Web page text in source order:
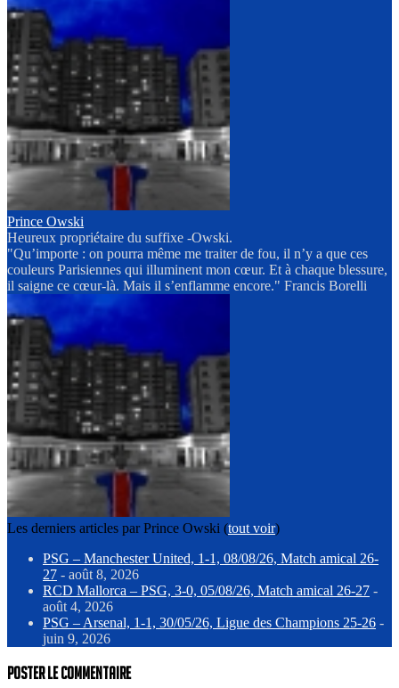
Prince Owski
Heureux propriétaire du suffixe -Owski.
"Qu’importe : on pourra même me traiter de fou, il n’y a que ces
couleurs Parisiennes qui illuminent mon cœur. Et à chaque blessure,
il saigne ce cœur-là. Mais il s’enflamme encore." Francis Borelli
Les derniers articles par Prince Owski (tout voir)
PSG – Manchester United, 1-1, 08/08/26, Match amical 26-
27 - août 8, 2026
RCD Mallorca – PSG, 3-0, 05/08/26, Match amical 26-27 -
août 4, 2026
PSG – Arsenal, 1-1, 30/05/26, Ligue des Champions 25-26 -
juin 9, 2026
Poster le commentaire